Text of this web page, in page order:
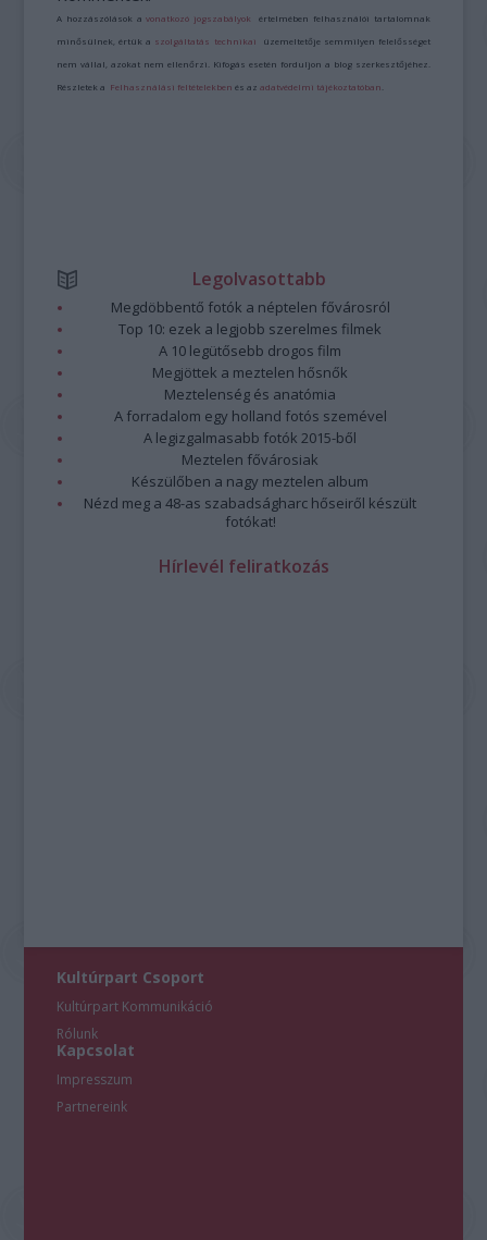
A hozzászólások avonatkozó jogszabályok értelmében felhasználói tartalomnak
minősülnek, értük a szolgáltatás technikai üzemeltetője semmilyen felelősséget
nem vállal, azokat nem ellenőrzi. Kifogás esetén forduljon a blog szerkesztőjéhez.
Részletek a Felhasználási feltételekben és azadatvédelmi tájékoztatóban
Legolvasottabb
Megdöbbentő fotók a néptelen fővárosról
Top 10: ezek a legjobb szerelmes filmek
A 10 legütősebb drogos film
Megjöttek a meztelen hősnők
Meztelenség és anatómia
A forradalom egy holland fotós szemével
A legizgalmasabb fotók 2015-ből
Meztelen fővárosiak
Készülőben a nagy meztelen album
Nézd meg a 48-as szabadságharc hőseiről készült
fotókat!
Hírlevél feliratkozás
Kultúrpart Csoport
Kultúrpart Kommunikáció
Rólunk
Kapcsolat
Impresszum
Partnereink